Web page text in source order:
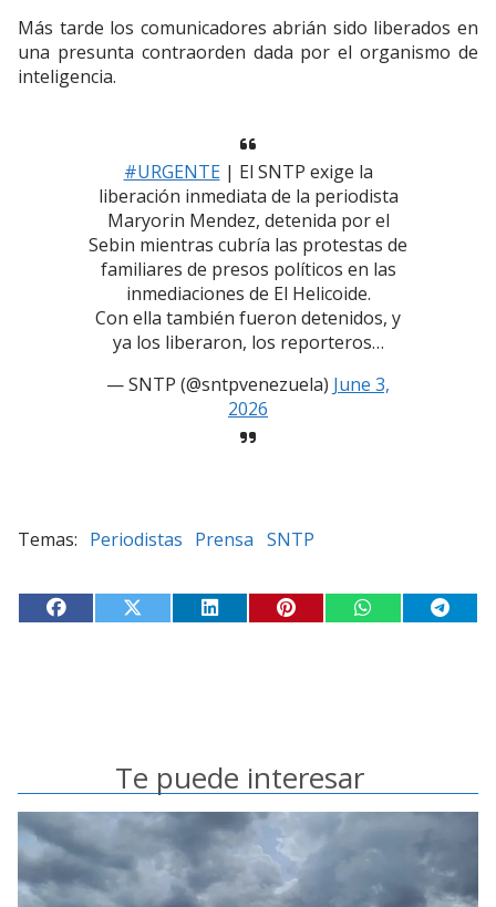
Más tarde los comunicadores abrián sido liberados en
una presunta contraorden dada por el organismo de
inteligencia.
#URGENTE| El SNTP exige la
liberación inmediata de la periodista
Maryorin Mendez, detenida por el
Sebin mientras cubría las protestas de
familiares de presos políticos en las
inmediaciones de El Helicoide.
Con ella también fueron detenidos, y
ya los liberaron, los reporteros…
— SNTP (@sntpvenezuela) June 3,
2026
Periodistas Prensa SNTP
Te puede interesar